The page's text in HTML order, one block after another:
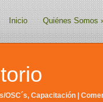
Inicio Quiénes Somos
OSC´s, Capacitación